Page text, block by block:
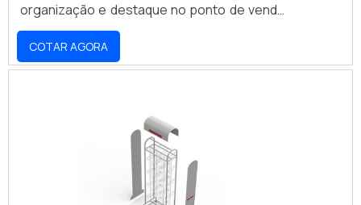
organização e destaque no ponto de venda,
sempre alinhados à identidade visual da sua
marca. Ideais para diversos segmentos do
varejo, oferecem durabilidade e exposição
espaço e valorizam seus produtos. Solicite
um orçamento e transforme seu PDV com a
COTAR AGORA